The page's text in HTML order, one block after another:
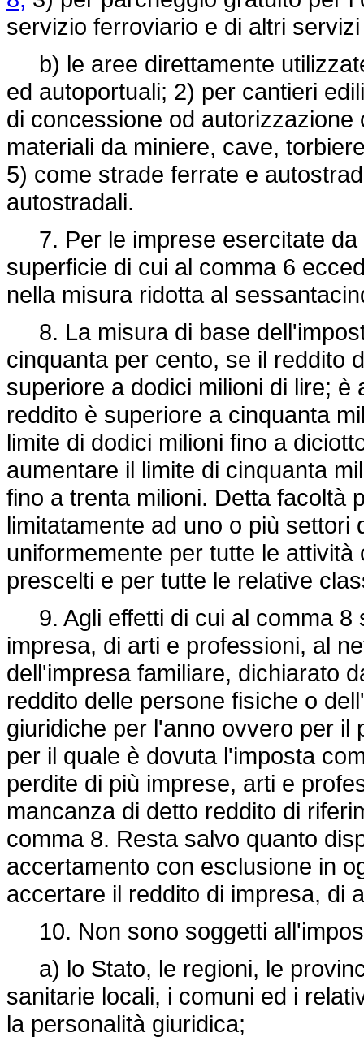
servizio ferroviario e di altri
b) le aree direttamente
ed autoportuali; 2) per cantieri
di concessione od
materiali da miniere, cave,
5) come strade ferrate e
autostradali.
7. Per le imprese esercitate da
superficie di cui al comma 6
nella misura ridotta al
8. La misura di base
cinquanta per cento, se il reddito
superiore a dodici milioni di lire;
reddito è superiore a cinquanta
limite di dodici milioni fino a
aumentare il limite di cinquanta
fino a trenta milioni. Detta facoltà
limitatamente ad uno o più
uniformemente per tutte le
prescelti e per tutte le relative
9. Agli effetti di cui al comma 8
impresa, di arti e professioni, al
dell'impresa familiare, dichiarato
reddito delle persone fisiche o
giuridiche per l'anno ovvero per il
per il quale è dovuta l'imposta
perdite di più imprese, arti e
mancanza di detto reddito di
comma 8. Resta salvo quanto
accertamento con esclusione in
accertare il reddito di impresa, di
10. Non sono soggetti
a) lo Stato, le regioni, le
sanitarie locali, i comuni ed i
la personalità giuridica;